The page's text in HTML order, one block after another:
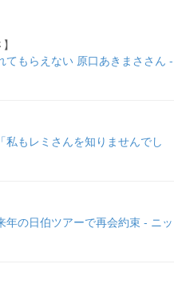
てもらえない 原口あきまささん -
もレミさんを知りませんでし
の日伯ツアーで再会約束 - ニッ